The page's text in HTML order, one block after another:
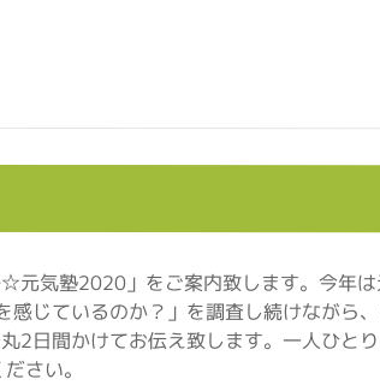
気塾2020」をご案内致します。今年
じているのか？」を調査し続けながら
2日間かけてお伝え致します。一人ひと
さい。